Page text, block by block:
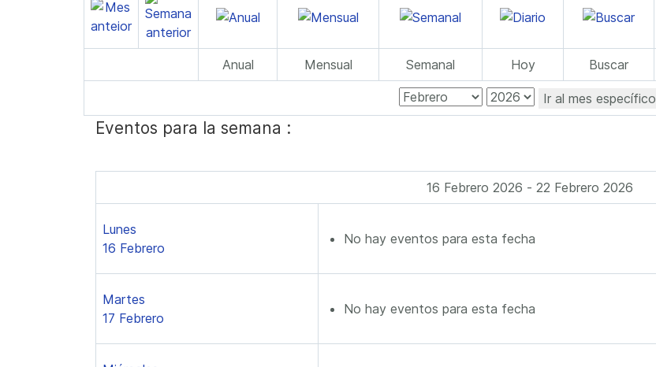
Anual Mensual Semanal Hoy Buscar
Ir al mes específico
Eventos para la semana :
16 Febrero 2026 - 22 Febrero 2026
Lunes
16 Febrero
No hay eventos para esta fecha
Martes
17 Febrero
No hay eventos para esta fecha